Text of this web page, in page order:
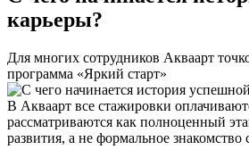
карьеры?
Для многих сотрудников Акваарт
программа «Яркий старт»
В Акваарт все стажировки
рассматриваются как полноценный
развития, а не формальное знакомство